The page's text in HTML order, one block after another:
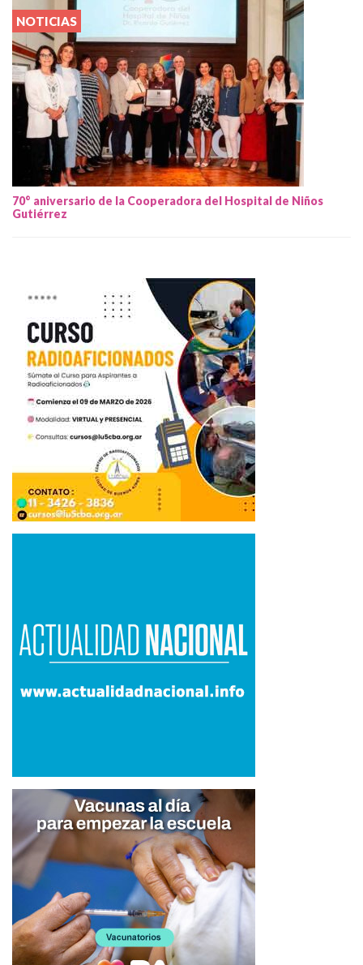
NOTICIAS
70° aniversario de la Cooperadora del Hospital de Niños
Gutiérrez